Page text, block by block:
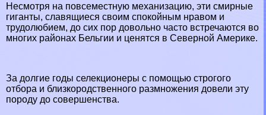
Несмотря на повсеместную механизацию, эти смирные
гиганты, славящиеся своим спокойным нравом и
трудолюбием, до сих пор довольно часто встречаются во
многих районах Бельгии и ценятся в Северной Америке.
За долгие годы селекционеры с помощью строгого
отбора и близкородственного размножения довели эту
породу до совершенства.